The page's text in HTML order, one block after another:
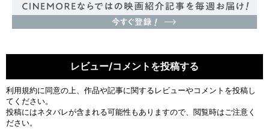
レビュー/コメントを投稿する
利用規約に同意の上、作品や記事に関するレビューやコメントを投稿し
てください。
投稿にはネタバレが含まれる可能性もありますので、閲覧時はご注意く
ださい。